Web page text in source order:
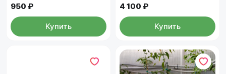
950 ₽
Купить
4 100 ₽
Купить